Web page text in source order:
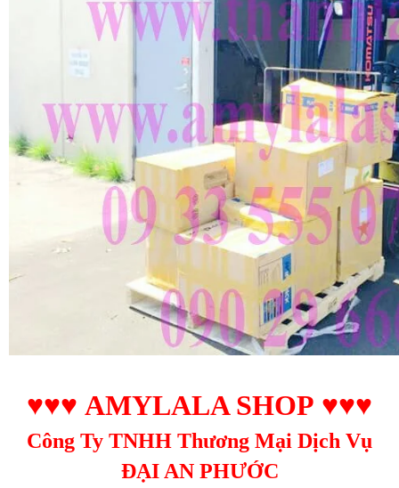
♥♥♥ AMYLALA SHOP ♥♥♥
Công Ty TNHH Thương Mại Dịch Vụ
ĐẠI AN PHƯỚC